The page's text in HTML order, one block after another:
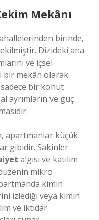
Mekânı
birinde,
Dizideki ana
ve içsel
bir mekân olarak
bir konut
ayrımların ve güç
apartmanlar küçük
gibidir. Sakinler
algısı ve katılım
mikro
kimin
izlediği veya kimin
ve iktidar